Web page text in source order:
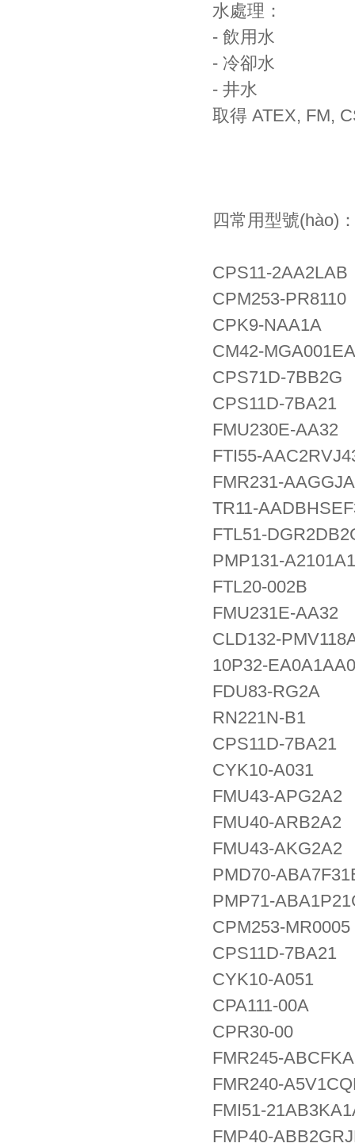
水處理：
- 飲用水
- 冷卻水
- 井水
取得 ATEX, FM,
四常用型號(hào)
CPS11-2AA2LAB
CPM253-PR8110
CPK9-NAA1A
CM42-
CPS71D-7BB2G
CPS11D-7BA21
FMU230E-AA32
FTI55-
FMR231-
TR11-
FTL51-
PMP131-
FTL20-002B
FMU231E-AA32
CLD132-
10P32-
FDU83-RG2A
RN221N-B1
CPS11D-7BA21
CYK10-A031
FMU43-APG2A2
FMU40-ARB2A2
FMU43-AKG2A2
PMD70-
PMP71-
CPM253-MR0005
CPS11D-7BA21
CYK10-A051
CPA111-00A
CPR30-00
FMR245-
FMR240-
FMI51-
FMP40-